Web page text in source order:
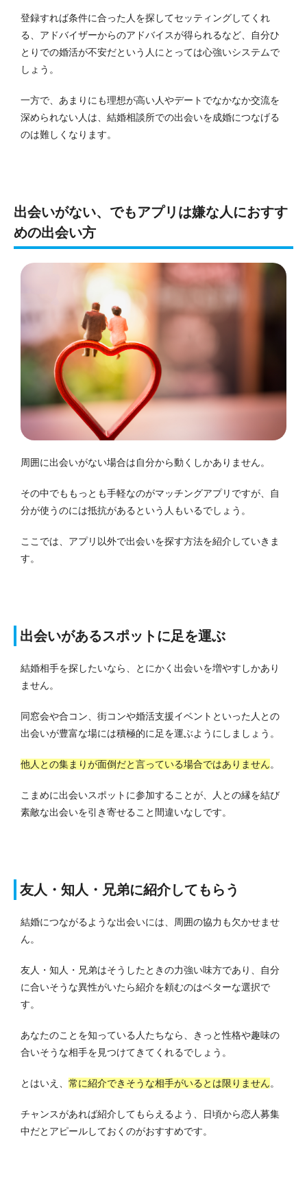
登録すれば条件に合った人を探してセッティングしてくれ
る、アドバイザーからのアドバイスが得られるなど、自分ひ
とりでの婚活が不安だという人にとっては心強いシステムで
しょう。
一方で、あまりにも理想が高い人やデートでなかなか交流を
深められない人は、結婚相談所での出会いを成婚につなげる
のは難しくなります。
出会いがない、でもアプリは嫌な人におすす
めの出会い方
周囲に出会いがない場合は自分から動くしかありません。
その中でももっとも手軽なのがマッチングアプリですが、自
分が使うのには抵抗があるという人もいるでしょう。
ここでは、アプリ以外で出会いを探す方法を紹介していきま
す。
出会いがあるスポットに足を運ぶ
結婚相手を探したいなら、とにかく出会いを増やすしかあり
ません。
同窓会や合コン、街コンや婚活支援イベントといった人との
出会いが豊富な場には積極的に足を運ぶようにしましょう。
他人との集まりが面倒だと言っている場合ではありません。
こまめに出会いスポットに参加することが、人との縁を結び
素敵な出会いを引き寄せること間違いなしです。
友人・知人・兄弟に紹介してもらう
結婚につながるような出会いには、周囲の協力も欠かせませ
ん。
友人・知人・兄弟はそうしたときの力強い味方であり、自分
に合いそうな異性がいたら紹介を頼むのはベターな選択で
す。
あなたのことを知っている人たちなら、きっと性格や趣味の
合いそうな相手を見つけてきてくれるでしょう。
とはいえ、 常に紹介できそうな相手がいるとは限りません。
チャンスがあれば紹介してもらえるよう、日頃から恋人募集
中だとアピールしておくのがおすすめです。